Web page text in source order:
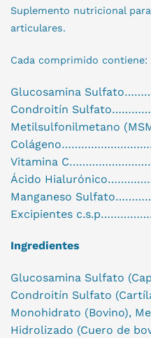
Suplemento nutricional
articulares.
Cada comprimido contiene:
Glucosamina
Condroitín
Metilsulfonilmetano
Vitamina
Ácido
Manganeso
Excipientes
Ingredientes
Glucosamina Sulfato
Condroitín Sulfato
Monohidrato (Bovino),
Hidrolizado (Cuero de